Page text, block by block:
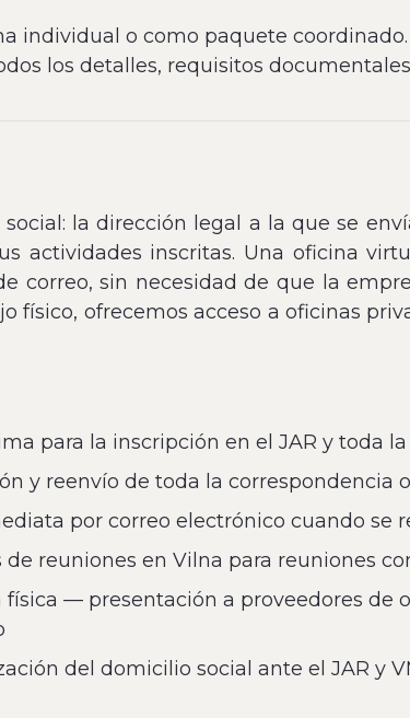
individual o como paquete
los detalles, requisitos
la dirección legal a la que se
actividades inscritas. Una oficina
correo, sin necesidad de que la
físico, ofrecemos acceso a oficinas
para la inscripción en el JAR y toda la
y reenvío de toda la correspondencia
por correo electrónico cuando se
reuniones en Vilna para reuniones
— presentación a proveedores de
del domicilio social ante el JAR y